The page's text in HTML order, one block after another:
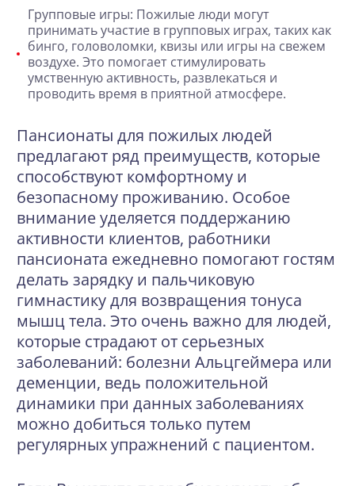
Групповые игры: Пожилые люди могут
принимать участие в групповых играх, таких как
бинго, головоломки, квизы или игры на свежем
воздухе. Это помогает стимулировать
умственную активность, развлекаться и
проводить время в приятной атмосфере.
Пансионаты для пожилых людей
предлагают ряд преимуществ, которые
способствуют комфортному и
безопасному проживанию. Особое
внимание уделяется поддержанию
активности клиентов, работники
пансионата ежедневно помогают гостям
делать зарядку и пальчиковую
гимнастику для возвращения тонуса
мышц тела. Это очень важно для людей,
которые страдают от серьезных
заболеваний: болезни Альцгеймера или
деменции, ведь положительной
динамики при данных заболеваниях
можно добиться только путем
регулярных упражнений с пациентом.